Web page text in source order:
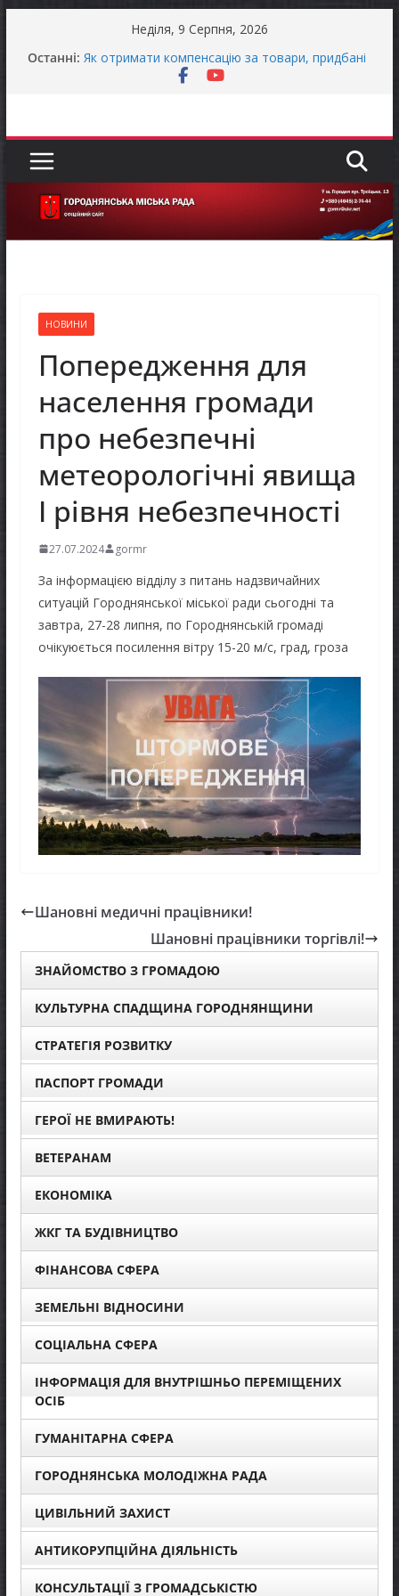
Неділя, 9 Серпня, 2026
Останні: Як отримати компенсацію за товари, придбані
для ветеранського бізнесу
МОВЧАННЯ
ЗАГАЛЬНОНАЦІОНАЛЬНА ХВИЛИНА
МОВЧАННЯ
НОВИНИ
Попередження для
населення громади
про небезпечні
метеорологічні явища
І рівня небезпечності
27.07.2024 gormr
За інформацією відділу з питань надзвичайних
ситуацій Городнянської міської ради сьогодні та
завтра, 27-28 липня, по Городнянській громаді
очікуюється посилення вітру 15-20 м/с, град, гроза
Шановні медичні працівники!
Шановні працівники торгівлі!
ЗНАЙОМСТВО З ГРОМАДОЮ
КУЛЬТУРНА СПАДЩИНА ГОРОДНЯНЩИНИ
СТРАТЕГІЯ РОЗВИТКУ
ПАСПОРТ ГРОМАДИ
ГЕРОЇ НЕ ВМИРАЮТЬ!
ВЕТЕРАНАМ
ЕКОНОМІКА
ЖКГ ТА БУДІВНИЦТВО
ФІНАНСОВА СФЕРА
ЗЕМЕЛЬНІ ВІДНОСИНИ
СОЦІАЛЬНА СФЕРА
ІНФОРМАЦІЯ ДЛЯ ВНУТРІШНЬО ПЕРЕМІЩЕНИХ
ОСІБ
ГУМАНІТАРНА СФЕРА
ГОРОДНЯНСЬКА МОЛОДІЖНА РАДА
ЦИВІЛЬНИЙ ЗАХИСТ
АНТИКОРУПЦІЙНА ДІЯЛЬНІСТЬ
КОНСУЛЬТАЦІЇ З ГРОМАДСЬКІСТЮ